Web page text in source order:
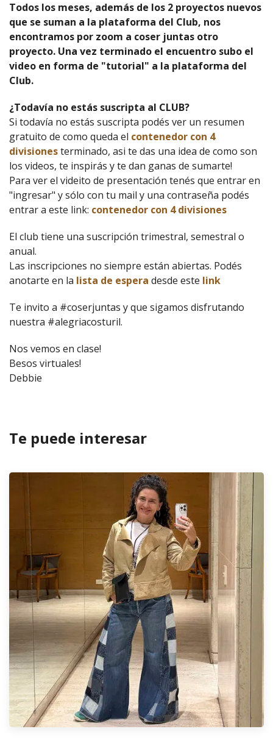
Todos los meses, además de los 2 proyectos nuevos
que se suman a la plataforma del Club, nos
encontramos por zoom a coser juntas otro
proyecto. Una vez terminado el encuentro subo el
video en forma de "tutorial" a la plataforma del
Club.
¿Todavía no estás suscripta al CLUB?
Si todavía no estás suscripta podés ver un resumen
gratuito de como queda el contenedor con 4
divisionesterminado, asi te das una idea de como son
los videos, te inspirás y te dan ganas de sumarte!
Para ver el videito de presentación tenés que entrar en
"ingresar" y sólo con tu mail y una contraseña podés
entrar a este link: contenedor con 4 divisiones
El club tiene una suscripción trimestral, semestral o
anual.
Las inscripciones no siempre están abiertas. Podés
anotarte en la lista de espera desde este link
Te invito a #coserjuntas y que sigamos disfrutando
nuestra #alegriacosturil.
Nos vemos en clase!
Besos virtuales!
Debbie
Te puede interesar